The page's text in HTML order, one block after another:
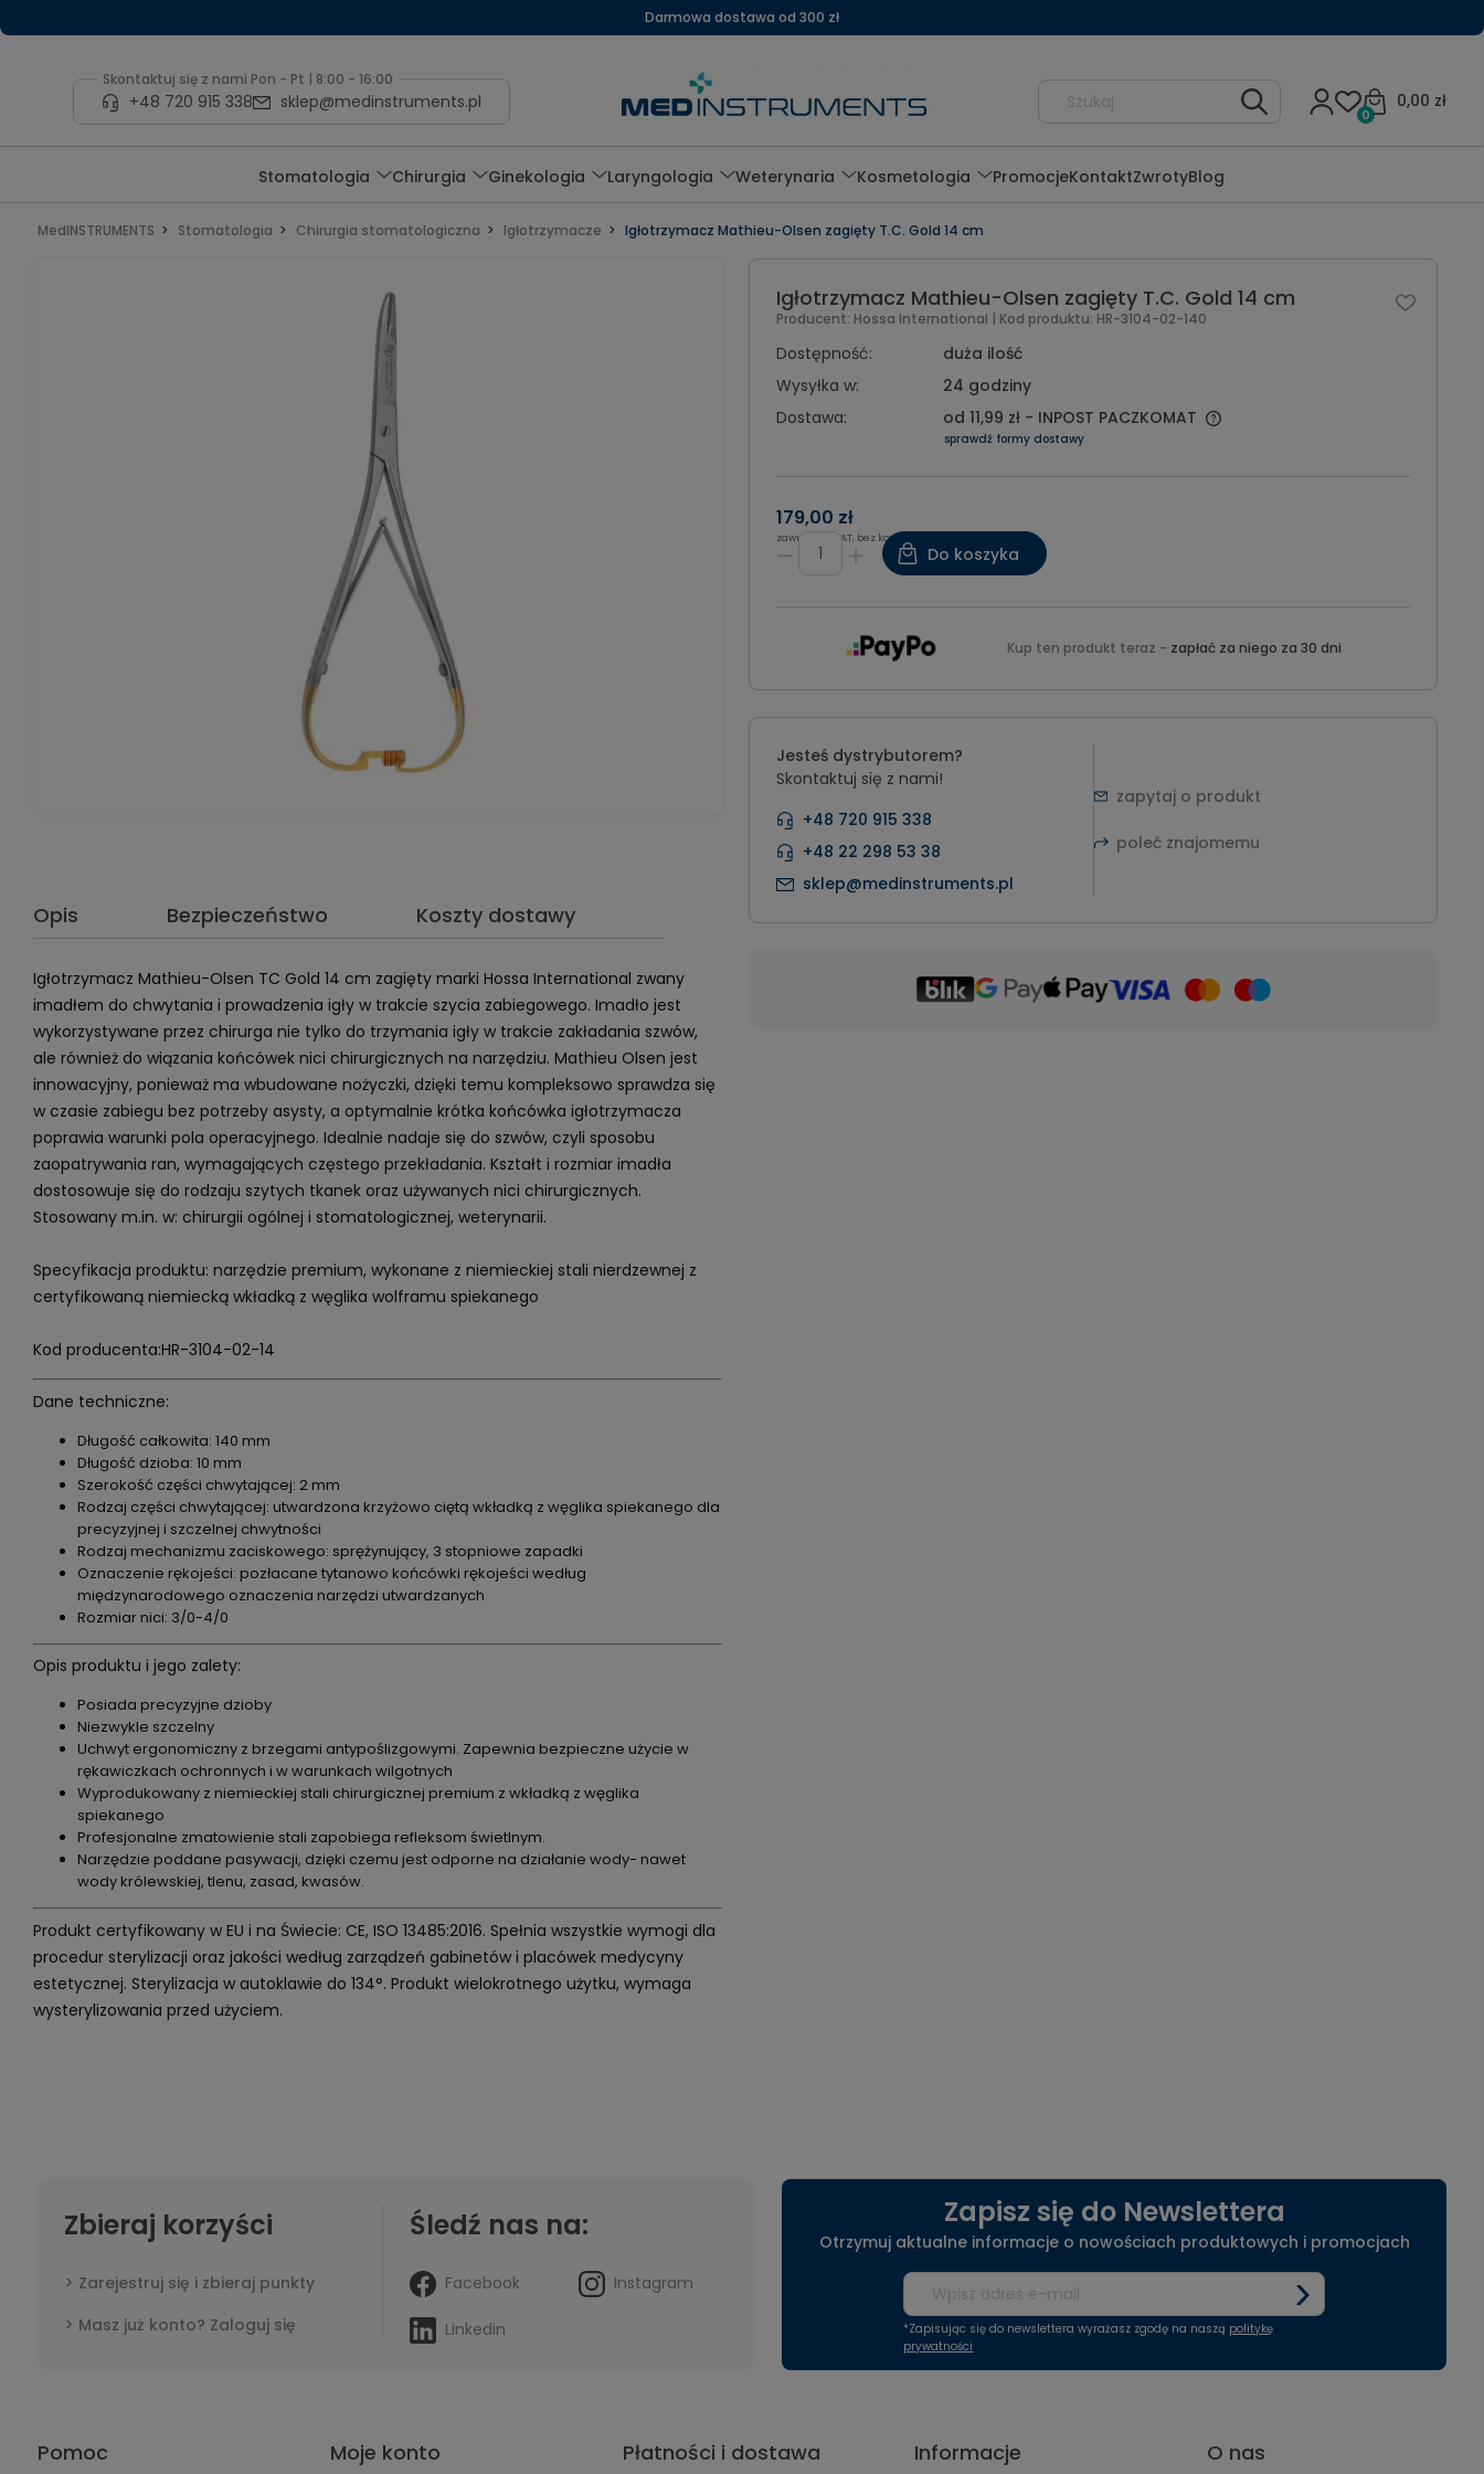
Darmowa dostawa od 300 zł
Skontaktuj się z nami Pon - Pt | 8:00 - 16:00
+48 720 915 338 sklep@medinstruments.pl 0,00 zł
0
Stomatologia Chirurgia Ginekologia Laryngologia Weterynaria Kosmetologia PromocjeKontaktZwrotyBlog
MedINSTRUMENTS Stomatologia Chirurgia stomatologiczna Igłotrzymacze Igłotrzymacz Mathieu-Olsen zagięty T.C. Gold 14 cm
Opis Bezpieczeństwo Koszty dostawy
Igłotrzymacz Mathieu-Olsen TC Gold 14 cm zagięty marki Hossa International zwany
imadłem do chwytania i prowadzenia igły w trakcie szycia zabiegowego. Imadło jest
wykorzystywane przez chirurga nie tylko do trzymania igły w trakcie zakładania szwów,
ale również do wiązania końcówek nici chirurgicznych na narzędziu. Mathieu Olsen jest
innowacyjny, ponieważ ma wbudowane nożyczki, dzięki temu kompleksowo sprawdza się
w czasie zabiegu bez potrzeby asysty, a optymalnie krótka końcówka igłotrzymacza
poprawia warunki pola operacyjnego. Idealnie nadaje się do szwów, czyli sposobu
zaopatrywania ran, wymagających częstego przekładania. Kształt i rozmiar imadła
dostosowuje się do rodzaju szytych tkanek oraz używanych nici chirurgicznych.
Stosowany m.in. w: chirurgii ogólnej i stomatologicznej, weterynarii.
Specyfikacja produktu: narzędzie premium, wykonane z niemieckiej stali nierdzewnej z
certyfikowaną niemiecką wkładką z węglika wolframu spiekanego
Kod producenta:HR-3104-02-14
Dane techniczne:
Długość całkowita: 140 mm
Długość dzioba: 10 mm
Szerokość części chwytającej: 2 mm
Rodzaj części chwytającej: utwardzona krzyżowo ciętą wkładką z węglika spiekanego dla
precyzyjnej i szczelnej chwytności
Rodzaj mechanizmu zaciskowego: sprężynujący, 3 stopniowe zapadki
Oznaczenie rękojeści: pozłacane tytanowo końcówki rękojeści według
międzynarodowego oznaczenia narzędzi utwardzanych
Rozmiar nici: 3/0-4/0
Opis produktu i jego zalety:
Posiada precyzyjne dzioby
Niezwykle szczelny
Uchwyt ergonomiczny z brzegami antypoślizgowymi. Zapewnia bezpieczne użycie w
rękawiczkach ochronnych i w warunkach wilgotnych
Wyprodukowany z niemieckiej stali chirurgicznej premium z wkładką z węglika
spiekanego
Profesjonalne zmatowienie stali zapobiega refleksom świetlnym.
Narzędzie poddane pasywacji, dzięki czemu jest odporne na działanie wody- nawet
wody królewskiej, tlenu, zasad, kwasów.
Produkt certyfikowany w EU i na Świecie: CE, ISO 13485:2016. Spełnia wszystkie wymogi dla
procedur sterylizacji oraz jakości według zarządzeń gabinetów i placówek medycyny
estetycznej. Sterylizacja w autoklawie do 134°. Produkt wielokrotnego użytku, wymaga
wysterylizowania przed użyciem.
Igłotrzymacz Mathieu-Olsen zagięty T.C. Gold 14 cm
Producent: Hossa International | Kod produktu: HR-3104-02-140
Dostępność:
duża ilość
Wysyłka w:
24 godziny
Dostawa:
od 11,99 zł - INPOST PACZKOMAT
sprawdź formy dostawy
179,00 zł
zawiera 8% VAT, bez kosztów dostawy
Do koszyka
Kup ten produkt teraz - zapłać za niego za 30 dni
Jesteś dystrybutorem?
Skontaktuj się z nami!
+48 720 915 338
+48 22 298 53 38
sklep@medinstruments.pl
zapytaj o produkt
poleć znajomemu
Zbieraj korzyści
Zarejestruj się i zbieraj punkty
Masz już konto? Zaloguj się
Śledź nas na:
Facebook Instagram
Linkedin
Zapisz się do Newslettera
Otrzymuj aktualne informacje o nowościach produktowych i promocjach
*Zapisując się do newslettera wyrażasz zgodę na naszą politykę
prywatności
Pomoc Moje konto Płatności i dostawa Informacje O nas